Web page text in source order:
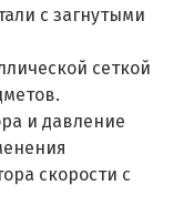
с загнутыми
сеткой
и давление
скорости с